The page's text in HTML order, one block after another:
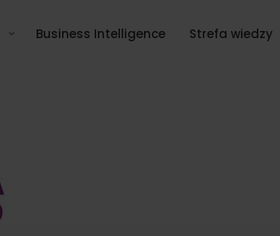
Business Intelligence Strefa wiedzy